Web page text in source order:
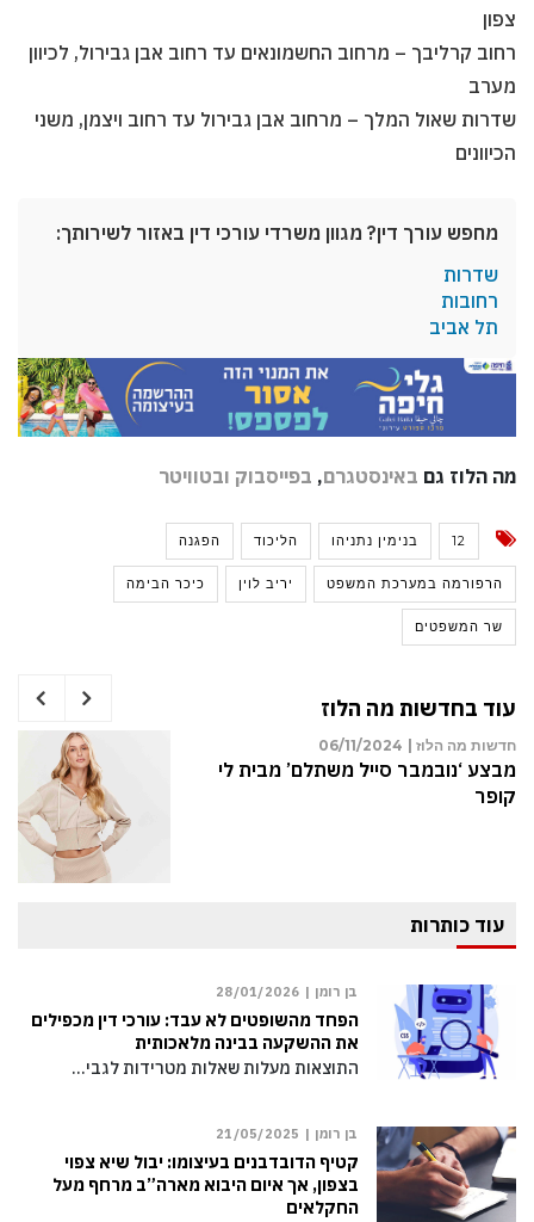
צפון
רחוב קרליבך – מרחוב החשמונאים עד רחוב אבן גבירול, לכיוון
מערב
שדרות שאול המלך – מרחוב אבן גבירול עד רחוב ויצמן, משני
הכיוונים
מחפש עורך דין? מגוון משרדי עורכי דין באזור לשירותך:
שדרות
רחובות
תל אביב
מה הלוז גם באינסטגרם, בפייסבוק ובטוויטר
12 בנימין נתניהו הליכוד הפגנה
הרפורמה במערכת המשפט יריב לוין כיכר הבימה
שר המשפטים
עוד בחדשות מה הלוז
|
05/01/2025
זכאית לכתובה כאשר הבעל
המקרה שהסעיר את בית
חדשות מה
מבצע
קופר
עוד כותרות
בן רומן | 28/01/2026
הפחד מהשופטים לא עבד: עורכי דין מכפילים
את ההשקעה בבינה מלאכותית
התוצאות מעלות שאלות מטרידות לגבי…
בן רומן | 21/05/2025
קטיף הדובדבנים בעיצומו: יבול שיא צפוי
בצפון, אך איום היבוא מארה”ב מרחף מעל
החקלאים